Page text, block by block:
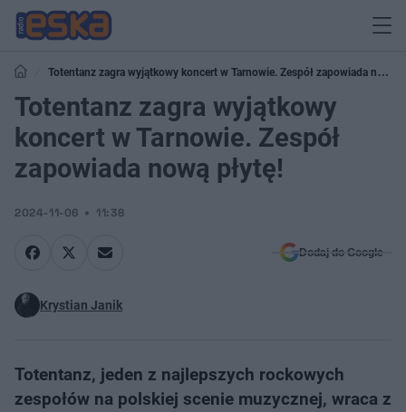
Totentanz zagra wyjątkowy koncert w Tarnowie. Zespół zapowiada nową
płytę!
Totentanz zagra wyjątkowy
koncert w Tarnowie. Zespół
zapowiada nową płytę!
2024-11-06 11:38
Dodaj do Google
Krystian Janik
Totentanz, jeden z najlepszych rockowych
zespołów na polskiej scenie muzycznej, wraca z